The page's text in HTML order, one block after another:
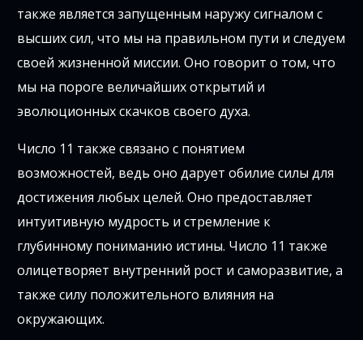
также является запущенным наружу сигналом с
высших сил, что мы на правильном пути и следуем
своей жизненной миссии. Оно говорит о том, что
мы на пороге величайших открытий и
эволюционных скачков своего духа.
Число 11 также связано с понятием
возможностей, ведь оно дарует обилие силы для
достижения любых целей. Оно предоставляет
интуитивную мудрость и стремление к
глубинному пониманию истины. Число 11 также
олицетворяет внутренний рост и саморазвитие, а
также силу положительного влияния на
окружающих.